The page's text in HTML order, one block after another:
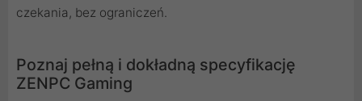
czekania, bez ograniczeń.
Poznaj pełną i dokładną specyfikację
ZENPC Gaming